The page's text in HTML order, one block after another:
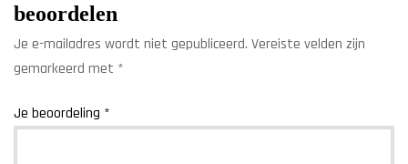
beoordelen
Je e-mailadres wordt niet gepubliceerd. Vereiste velden zijn
gemarkeerd met *
Je beoordeling *